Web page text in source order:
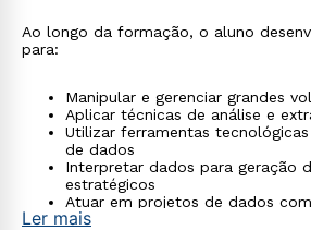
Ao longo da formação, o aluno
para:
Manipular e gerenciar grandes
Aplicar técnicas de análise e
Utilizar ferramentas
de dados
Interpretar dados para geração
estratégicos
Atuar em projetos de dados
e aplicada
Ler mais